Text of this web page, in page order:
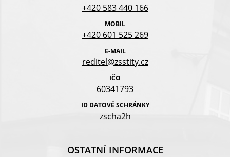
+420 583 440 166
MOBIL
+420 601 525 269
E-MAIL
reditel@zsstity.cz
IČO
60341793
ID DATOVÉ SCHRÁNKY
zscha2h
OSTATNÍ INFORMACE